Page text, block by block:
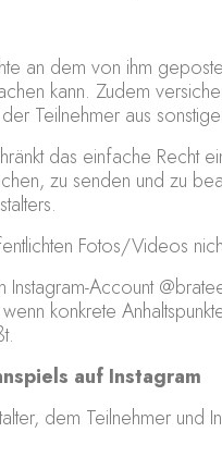
an dem von ihm
kann. Zudem
Teilnehmer aus
das einfache Recht
zu senden und zu
Fotos/Videos
Account
konkrete
auf Instagram
dem Teilnehmer und